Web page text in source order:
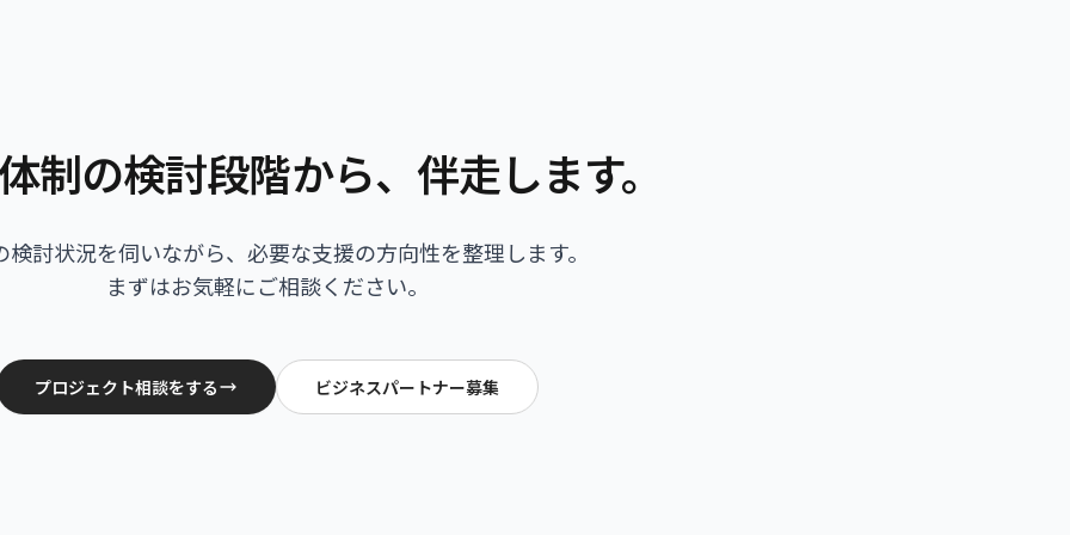
制の検討段階から、伴走します。
検討状況を伺いながら、必要な支援の方向性を整理します。
まずはお気軽にご相談ください。
プロジェクト相談をする ビジネスパートナー募集